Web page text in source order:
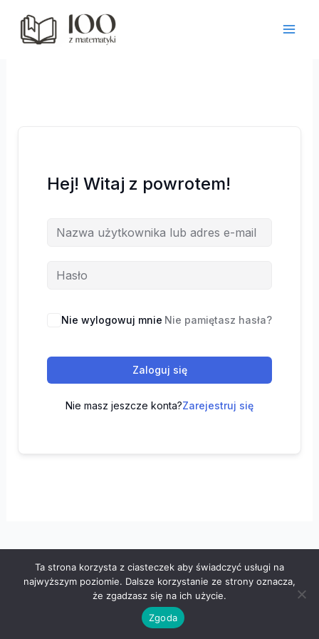
treści
Hej! Witaj z powrotem!
Nie wylogowuj mnie Nie pamiętasz hasła?
Zaloguj się
Nie masz jeszcze konta?Zarejestruj się
Wszelkie prawa zastrzeżone © 2026 "100 z matematyki" -
Polityka prywatności- Regulamin
Ta strona korzysta z ciasteczek aby świadczyć usługi na
najwyższym poziomie. Dalsze korzystanie ze strony oznacza,
że zgadzasz się na ich użycie.
Zgoda